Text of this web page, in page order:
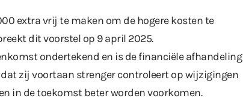
extra vrij te maken om de hogere kosten te
dit voorstel op 9 april 2025.
ondertekend en is de financiële afhandeling
dat zij voortaan strenger controleert op wijzigingen
in de toekomst beter worden voorkomen.